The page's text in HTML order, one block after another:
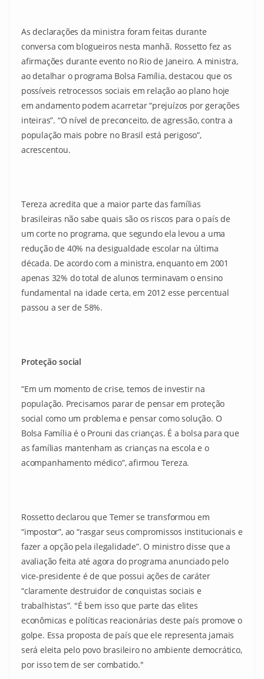
As declarações da ministra foram feitas durante
conversa com blogueiros nesta manhã. Rossetto fez as
afirmações durante evento no Rio de Janeiro. A ministra,
ao detalhar o programa Bolsa Família, destacou que os
possíveis retrocessos sociais em relação ao plano hoje
em andamento podem acarretar “prejuízos por gerações
inteiras”. “O nível de preconceito, de agressão, contra a
população mais pobre no Brasil está perigoso”,
acrescentou.
Tereza acredita que a maior parte das famílias
brasileiras não sabe quais são os riscos para o país de
um corte no programa, que segundo ela levou a uma
redução de 40% na desigualdade escolar na última
década. De acordo com a ministra, enquanto em 2001
apenas 32% do total de alunos terminavam o ensino
fundamental na idade certa, em 2012 esse percentual
passou a ser de 58%.
Proteção social
“Em um momento de crise, temos de investir na
população. Precisamos parar de pensar em proteção
social como um problema e pensar como solução. O
Bolsa Família é o Prouni das crianças. É a bolsa para que
as famílias mantenham as crianças na escola e o
acompanhamento médico”, afirmou Tereza.
Rossetto declarou que Temer se transformou em
“impostor”, ao “rasgar seus compromissos institucionais e
fazer a opção pela ilegalidade”. O ministro disse que a
avaliação feita até agora do programa anunciado pelo
vice-presidente é de que possui ações de caráter
“claramente destruidor de conquistas sociais e
trabalhistas”. "É bem isso que parte das elites
econômicas e políticas reacionárias deste país promove o
golpe. Essa proposta de país que ele representa jamais
será eleita pelo povo brasileiro no ambiente democrático,
por isso tem de ser combatido."